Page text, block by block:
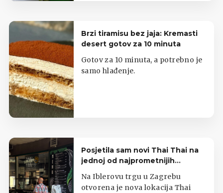
Brzi tiramisu bez jaja: Kremasti
desert gotov za 10 minuta
Gotov za 10 minuta, a potrebno je
samo hlađenje.
Posjetila sam novi Thai Thai na
jednoj od najprometnijih
zagrebačkih lokacija
Na Iblerovu trgu u Zagrebu
otvorena je nova lokacija Thai